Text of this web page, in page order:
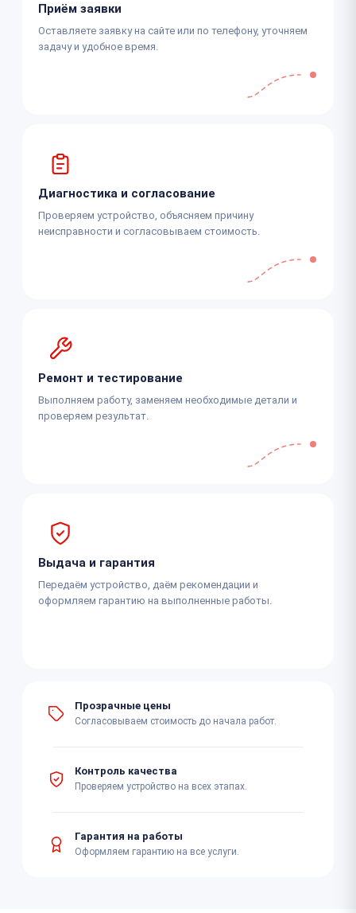
Приём заявки
Оставляете заявку на сайте или по телефону, уточняем
задачу и удобное время.
Диагностика и согласование
Проверяем устройство, объясняем причину
неисправности и согласовываем стоимость.
Ремонт и тестирование
Выполняем работу, заменяем необходимые детали и
проверяем результат.
Выдача и гарантия
Передаём устройство, даём рекомендации и
оформляем гарантию на выполненные работы.
Прозрачные цены
Согласовываем стоимость до начала работ.
Контроль качества
Проверяем устройство на всех этапах.
Гарантия на работы
Оформляем гарантию на все услуги.